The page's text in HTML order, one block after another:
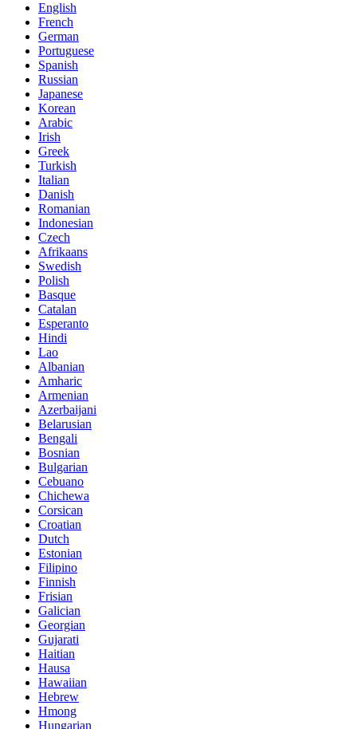
English
French
German
Portuguese
Spanish
Russian
Japanese
Korean
Arabic
Irish
Greek
Turkish
Italian
Danish
Romanian
Indonesian
Czech
Afrikaans
Swedish
Polish
Basque
Catalan
Esperanto
Hindi
Lao
Albanian
Amharic
Armenian
Azerbaijani
Belarusian
Bengali
Bosnian
Bulgarian
Cebuano
Chichewa
Corsican
Croatian
Dutch
Estonian
Filipino
Finnish
Frisian
Galician
Georgian
Gujarati
Haitian
Hausa
Hawaiian
Hebrew
Hmong
Hungarian